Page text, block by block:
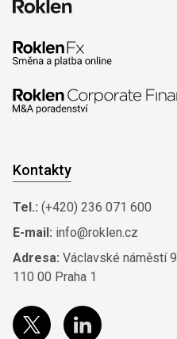
Kontakty
Tel.: (+420) 236 071 600
E-mail: info@roklen.cz
Adresa: Václavské náměstí 9
110 00 Praha 1